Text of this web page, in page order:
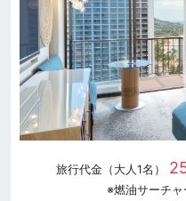
旅行代金（大人1名）
※燃油サーチ